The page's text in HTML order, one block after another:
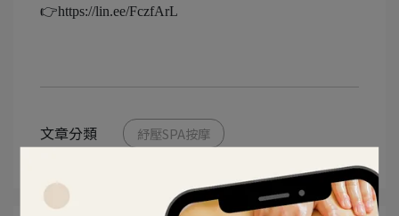
👉https://lin.ee/FczfArL
文章分類 紓壓SPA按摩